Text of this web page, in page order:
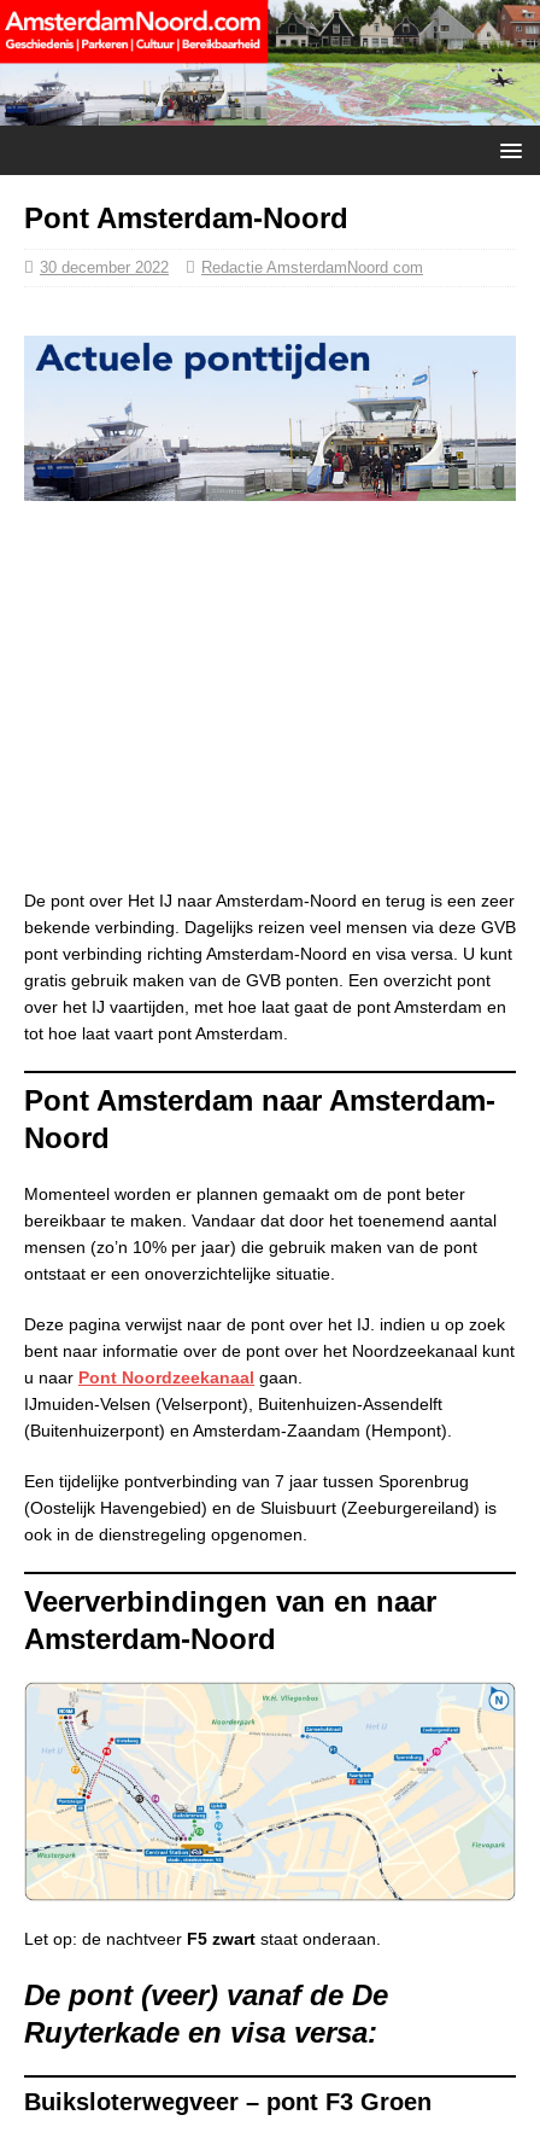
Pont Amsterdam-Noord
30 december 2022 Redactie AmsterdamNoord com
De pont over Het IJ naar Amsterdam-Noord en terug is een zeer
bekende verbinding. Dagelijks reizen veel mensen via deze GVB
pont verbinding richting Amsterdam-Noord en visa versa. U kunt
gratis gebruik maken van de GVB ponten. Een overzicht pont
over het IJ vaartijden, met hoe laat gaat de pont Amsterdam en
tot hoe laat vaart pont Amsterdam.
Pont Amsterdam naar Amsterdam-
Noord
Momenteel worden er plannen gemaakt om de pont beter
bereikbaar te maken. Vandaar dat door het toenemend aantal
mensen (zo’n 10% per jaar) die gebruik maken van de pont
ontstaat er een onoverzichtelijke situatie.
Deze pagina verwijst naar de pont over het IJ. indien u op zoek
bent naar informatie over de pont over het Noordzeekanaal kunt
u naar Pont Noordzeekanaal gaan.
IJmuiden-Velsen (Velserpont), Buitenhuizen-Assendelft
(Buitenhuizerpont) en Amsterdam-Zaandam (Hempont).
Een tijdelijke pontverbinding van 7 jaar tussen Sporenbrug
(Oostelijk Havengebied) en de Sluisbuurt (Zeeburgereiland) is
ook in de dienstregeling opgenomen.
Veerverbindingen van en naar
Amsterdam-Noord
Let op: de nachtveer F5 zwart staat onderaan.
De pont (veer) vanaf de De
Ruyterkade en visa versa:
Buiksloterwegveer – pont F3 Groen